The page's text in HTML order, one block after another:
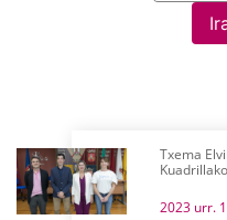
Txema
2023 urr.